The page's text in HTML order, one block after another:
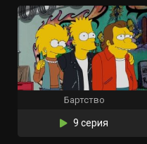
Бартство
9 серия